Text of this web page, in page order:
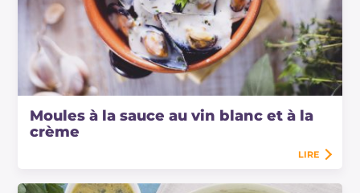
Moules à la sauce au vin blanc et à la
crème
LIRE